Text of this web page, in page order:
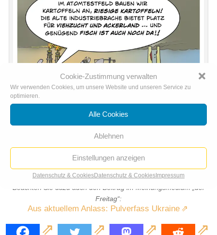
Cookie-Zustimmung verwalten
Wir verwenden Cookies, um unsere Website und unseren Service zu
optimieren.
Alle Cookies
Ablehnen
Einstellungen anzeigen
Datenschutz & CookiesDatenschutz & CookiesImpressum
Reaktion auf Sanktionen: Putins blühende Landschaften
Beachten Sie dazu auch den Beitrag im Meinungsmedium „der
Freitag“:
Aus aktuellem Anlass: Pulverfass Ukraine